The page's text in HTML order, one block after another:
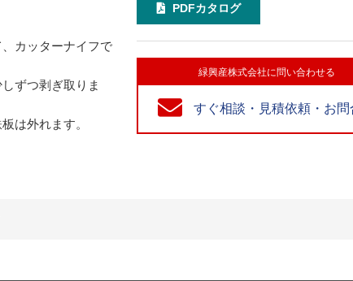
カッターナイフで
ずつ剥ぎ取りま
は外れます。
PDFカタログ
緑興産株式会社に問い合わせる
すぐ相談・見積依頼・お問